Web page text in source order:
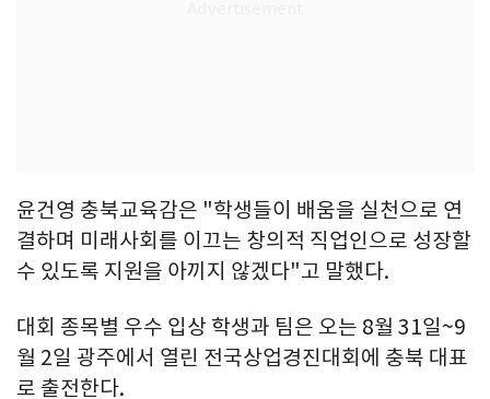
윤건영 충북교육감은 "학생들이 배움을 실천으로 연
결하며 미래사회를 이끄는 창의적 직업인으로 성장할
수 있도록 지원을 아끼지 않겠다"고 말했다.
대회 종목별 우수 입상 학생과 팀은 오는 8월 31일~9
월 2일 광주에서 열린 전국상업경진대회에 충북 대표
로 출전한다.